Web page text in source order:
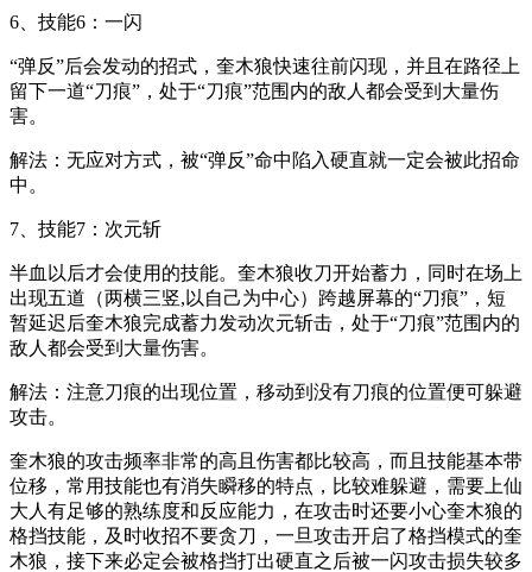
6、技能6：一闪
“弹反”后会发动的招式，奎木狼快速往前闪现，并且在路径上
留下一道“刀痕”，处于“刀痕”范围内的敌人都会受到大量伤
害。
解法：无应对方式，被“弹反”命中陷入硬直就一定会被此招命
中。
7、技能7：次元斩
半血以后才会使用的技能。奎木狼收刀开始蓄力，同时在场上
出现五道（两横三竖,以自己为中心）跨越屏幕的“刀痕”，短
暂延迟后奎木狼完成蓄力发动次元斩击，处于“刀痕”范围内的
敌人都会受到大量伤害。
解法：注意刀痕的出现位置，移动到没有刀痕的位置便可躲避
攻击。
奎木狼的攻击频率非常的高且伤害都比较高，而且技能基本带
位移，常用技能也有消失瞬移的特点，比较难躲避，需要上仙
大人有足够的熟练度和反应能力，在攻击时还要小心奎木狼的
格挡技能，及时收招不要贪刀，一旦攻击开启了格挡模式的奎
木狼，接下来必定会被格挡打出硬直之后被一闪攻击损失较多